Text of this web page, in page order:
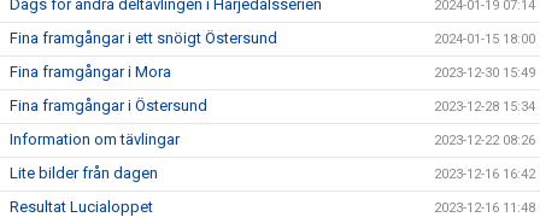
Dags för andra deltävlingen i Härjedalsserien 2024-01-19 07:14
Fina framgångar i ett snöigt Östersund 2024-01-15 18:00
Fina framgångar i Mora 2023-12-30 15:49
Fina framgångar i Östersund 2023-12-28 15:34
Information om tävlingar 2023-12-22 08:26
Lite bilder från dagen 2023-12-16 16:42
Resultat Lucialoppet 2023-12-16 11:48